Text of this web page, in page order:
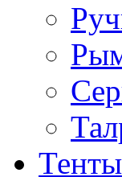
Тенты